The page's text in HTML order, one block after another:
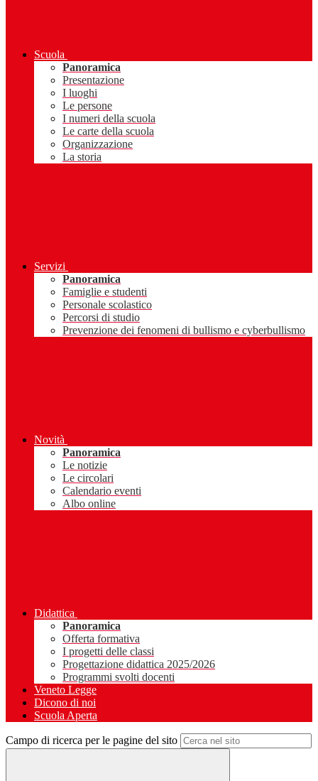
Scuola
Panoramica
Presentazione
I luoghi
Le persone
I numeri della scuola
Le carte della scuola
Organizzazione
La storia
Servizi
Panoramica
Famiglie e studenti
Personale scolastico
Percorsi di studio
Prevenzione dei fenomeni di bullismo e cyberbullismo
Novità
Panoramica
Le notizie
Le circolari
Calendario eventi
Albo online
Didattica
Panoramica
Offerta formativa
I progetti delle classi
Progettazione didattica 2025/2026
Programmi svolti docenti
Veneto Legge
Dicono di noi
Scuola Aperta
Campo di ricerca per le pagine del sito